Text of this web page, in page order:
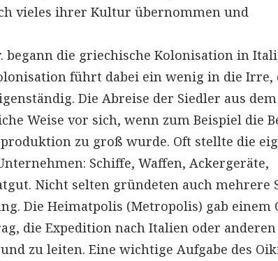
vieles ihrer Kultur übernommen und
begann die griechische Kolonisation in
führt dabei ein wenig in die Irre,
Die Abreise der Siedler aus
Weise vor sich, wenn zum Beispiel die
zu groß wurde. Oft stellte die
Schiffe, Waffen, Ackergeräte,
Nicht selten gründeten auch mehrere
Die Heimatpolis (Metropolis) gab einem
die Expedition nach Italien oder anderen
zu leiten. Eine wichtige Aufgabe des